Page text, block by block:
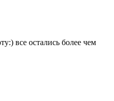
все остались более чем